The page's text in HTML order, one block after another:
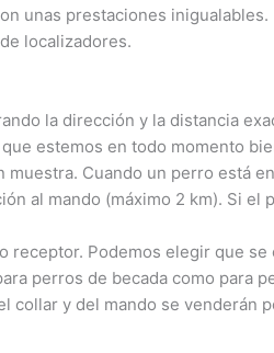
unas prestaciones inigualables.
localizadores.
la dirección y la distancia
estemos en todo momento
Cuando un perro está
al mando (máximo 2 km). Si
Podemos elegir que
perros de becada como para
y del mando se venderán